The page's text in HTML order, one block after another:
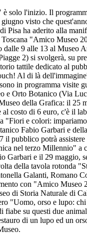
solo l'inizio. Il
visto che
Pisa ha aderito alla
Toscana "Amico Museo
dalle 9 alle 13 al Museo
2) si svolgerà, su
tattile dedicato al
Al di là
in programma visite
e Orto Botanico (Via
della Grafica: il 25
al costo di 6 euro, c'è il
"Fiori e colori:
Fabio Garbari e
il pubblico potrà
nel terzo Millennio" a
Garbari e il 29 maggio,
della tavola rotonda
Galanti, Romano
con "Amico Museo
di Storia Naturale di
"Uomo, orso e lupo:
fiabe su questi due
di un lupo ed un